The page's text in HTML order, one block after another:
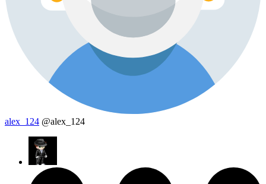
alex_124 @alex_124